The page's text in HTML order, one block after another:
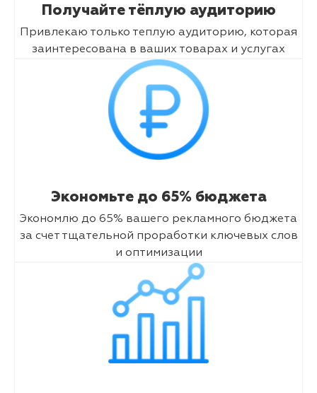
Получайте тёплую аудиторию
Привлекаю только теплую аудиторию, которая
заинтересована в ваших товарах и услугах
Экономьте до 65% бюджета
Экономлю до 65% вашего рекламного бюджета
за счет тщательной проработки ключевых слов
и оптимизации